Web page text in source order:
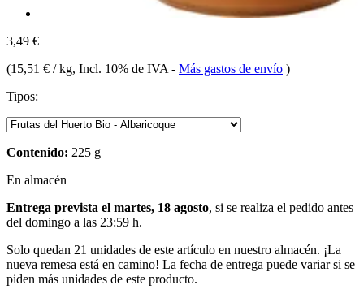
3,49 €
(15,51 € / kg, Incl. 10% de IVA - Más gastos de envío )
Tipos:
Contenido: 225 g
En almacén
Entrega prevista el martes, 18 agosto, si se realiza el pedido antes
del domingo a las 23:59 h.
Solo quedan 21 unidades de este artículo en nuestro almacén. ¡La
nueva remesa está en camino! La fecha de entrega puede variar si se
piden más unidades de este producto.